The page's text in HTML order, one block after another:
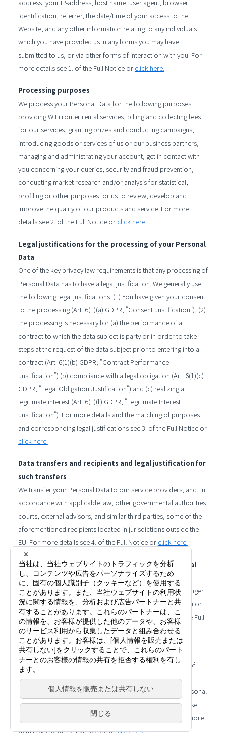
address, your IP-address, host name, user agent, browser
identification, referrer, the date/time of your access to the
Website, and any other information relating to any individuals
which you have provided us in any forms you may have
submitted to us, or via other forms of interaction with you. For
more details see 1. of the Full Notice or click here.
Processing purposes
We process your Personal Data for the following purposes:
providing WiFi router rental services, billing and collecting fees
for our services, granting prizes and conducting campaigns,
introducing goods or services of us or our business partners,
managing and administrating your account, get in contact with
you concerning your queries, security and fraud prevention,
conducting market research and/or analysis for statistical,
profiling or other purposes for us to review, develop and
improve the quality of our products and service. For more
details see 2. of the Full Notice or click here.
Legal justifications for the processing of your Personal
Data
One of the key privacy law requirements is that any processing of
Personal Data has to have a legal justification. We generally use
the following legal justifications: (1) You have given your consent
to the processing (Art. 6(1)(a) GDPR; "Consent Justification"), (2)
the processing is necessary for (a) the performance of a
contract to which the data subject is party or in order to take
steps at the request of the data subject prior to entering into a
contract (Art. 6(1)(b) GDPR; "Contract Performance
Justification") (b) compliance with a legal obligation (Art. 6(1)(c)
GDPR; "Legal Obligation Justification") and (c) realizing a
legitimate interest (Art. 6(1)(f) GDPR; "Legitimate Interest
Justification"). For more details and the matching of purposes
and corresponding legal justifications see 3. of the Full Notice or
click here.
Data transfers and recipients and legal justification for
such transfers
We transfer your Personal Data to our service providers, and, in
accordance with applicable law, other governmental authorities,
courts, external advisors, and similar third parties, some of the
aforementioned recipients located in jurisdictions outside the
EU. For more details see 4. of the Full Notice or click here.
Retention periods for and deletion of your Personal
Data
Your Personal Data will be deleted once they are not any longer
needed for the purposes motivating their original collection or
as required by applicable law. For more details see 5. of the Full
Notice orclick here.
Your statutory rights
You have a number of rights with regard to the processing of
your Personal Data, each as per the conditions defined in
applicable law, such as the right to have access to your Personal
Data, to have them corrected, erased or handed over. Please
refer any of your questions toinfor@vision-net.co.jp
. For more
details see 6. of the Full Notice orclick here.